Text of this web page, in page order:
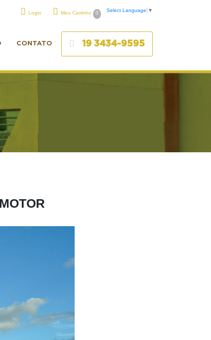
Login Meu Carrinho 0 Select Language ▼
CONTATO 19 3434-9595